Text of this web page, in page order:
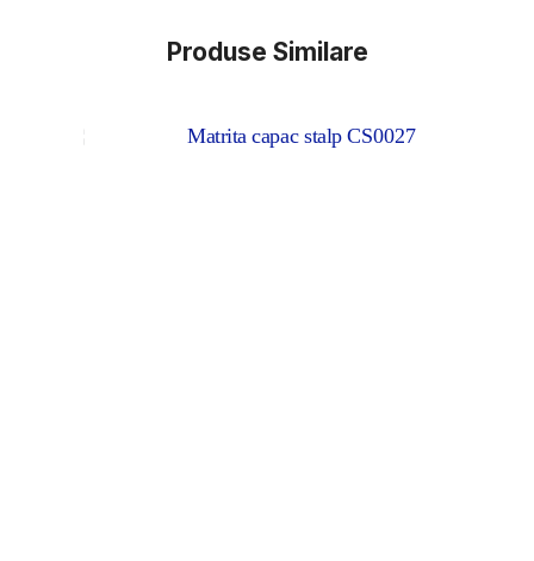
Produse Similare